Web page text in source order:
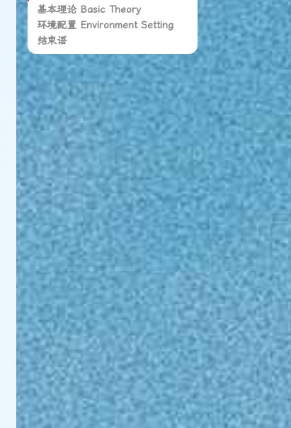
基本理论 Basic Theory
域名
本地仓库
云端仓库与云服务器
环境配置 Environment Setting
安装Git
Github建立仓库
先注册Github
建立仓库
配置 SSH keys
安装 node.js
① 安装nvm
② 用 nvm 安装 node.js
安装Hexo
结束语